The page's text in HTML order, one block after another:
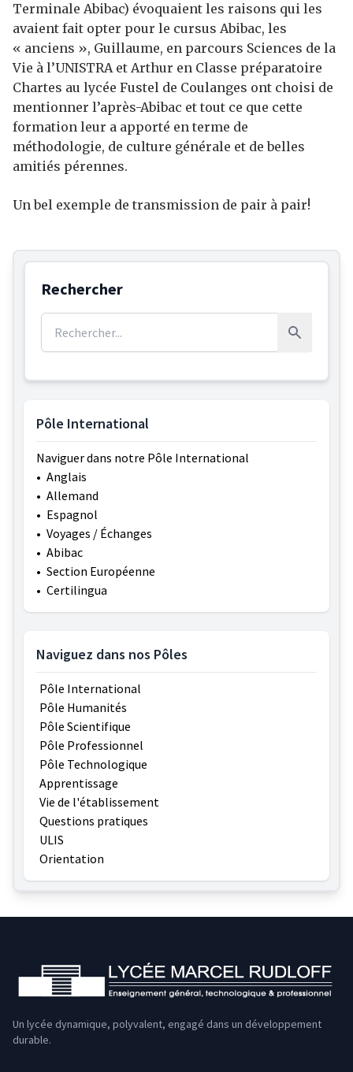
Terminale Abibac) évoquaient les raisons qui les
avaient fait opter pour le cursus Abibac, les
« anciens », Guillaume, en parcours Sciences de la
Vie à l’UNISTRA et Arthur en Classe préparatoire
Chartes au lycée Fustel de Coulanges ont choisi de
mentionner l’après-Abibac et tout ce que cette
formation leur a apporté en terme de
méthodologie, de culture générale et de belles
amitiés pérennes.
Un bel exemple de transmission de pair à pair!
Rechercher
Rechercher
Pôle International
Naviguer dans notre Pôle International
• Anglais
• Allemand
• Espagnol
• Voyages / Échanges
• Abibac
• Section Européenne
• Certilingua
Naviguez dans nos Pôles
Pôle International
Pôle Humanités
Pôle Scientifique
Pôle Professionnel
Pôle Technologique
Apprentissage
Vie de l'établissement
Questions pratiques
ULIS
Orientation
Un lycée dynamique, polyvalent, engagé dans un développement
durable.